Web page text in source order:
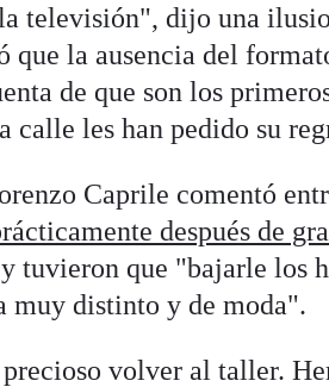
televisión", dijo una
que la ausencia del
de que son los
calle les han pedido su
Caprile comentó
después de
tuvieron que "bajarle los
muy distinto y de moda".
volver al taller.